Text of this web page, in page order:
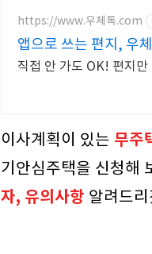
https://www.우체톡.com
앱으로 쓰는 편지, 우
직접 안 가도 OK! 편지만
이사계획이 있는 무주
기안심주택을 신청해
자, 유의사항 알려드